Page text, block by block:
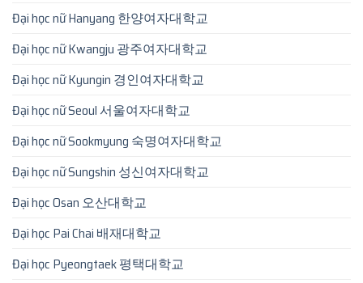
Đại học nữ Hanyang 한양여자대학교
Đại học nữ Kwangju 광주여자대학교
Đại học nữ Kyungin 경인여자대학교
Đại học nữ Seoul 서울여자대학교
Đại học nữ Sookmyung 숙명여자대학교
Đại học nữ Sungshin 성신여자대학교
Đại học Osan 오산대학교
Đại học Pai Chai 배재대학교
Đại học Pyeongtaek 평택대학교